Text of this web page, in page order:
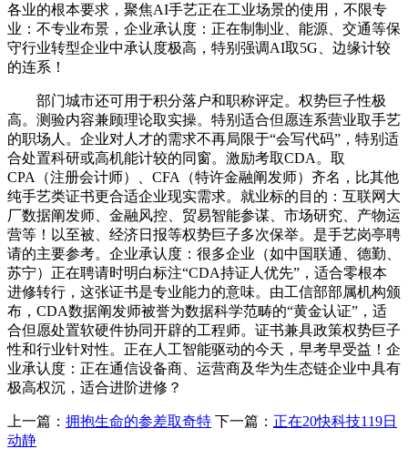
各业的根本要求，聚焦AI手艺正在工业场景的使用，不限专
业：不专业布景，企业承认度：正在制制业、能源、交通等保
守行业转型企业中承认度极高，特别强调AI取5G、边缘计较
的连系！
部门城市还可用于积分落户和职称评定。权势巨子性极
高。测验内容兼顾理论取实操。特别适合但愿连系营业取手艺
的职场人。企业对人才的需求不再局限于“会写代码”，特别适
合处置科研或高机能计较的同窗。激励考取CDA。取
CPA（注册会计师）、CFA（特许金融阐发师）齐名，比其他
纯手艺类证书更合适企业现实需求。就业标的目的：互联网大
厂数据阐发师、金融风控、贸易智能参谋、市场研究、产物运
营等！以至被、经济日报等权势巨子多次保举。是手艺岗亭聘
请的主要参考。企业承认度：很多企业（如中国联通、德勤、
苏宁）正在聘请时明白标注“CDA持证人优先”，适合零根本
进修转行，这张证书是专业能力的意味。由工信部部属机构颁
布，CDA数据阐发师被誉为数据科学范畴的“黄金认证”，适
合但愿处置软硬件协同开辟的工程师。证书兼具政策权势巨子
性和行业针对性。正在人工智能驱动的今天，早考早受益！企
业承认度：正在通信设备商、运营商及华为生态链企业中具有
极高权沉，适合进阶进修？
上一篇： 拥抱生命的参差取奇特 下一篇： 正在20快科技119日
动静